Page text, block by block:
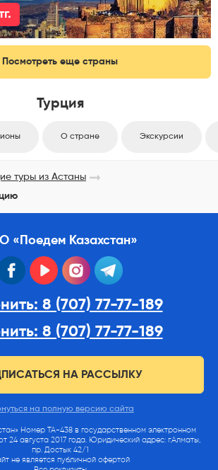
Посмотреть еще страны
Турция
О стране Экскурсии
туры из Астаны
«Поедем Казахстан»
facebook youtube instagram
8 (707) 77-77-189
8 (707) 77-77-189
НА РАССЫЛКУ
на полную версию сайта
Номер ТА-438 в государственном электронном
24 августа 2017 года. Юридический адрес: г.Алматы,
пр. Достык 42/1
не является публичной офертой